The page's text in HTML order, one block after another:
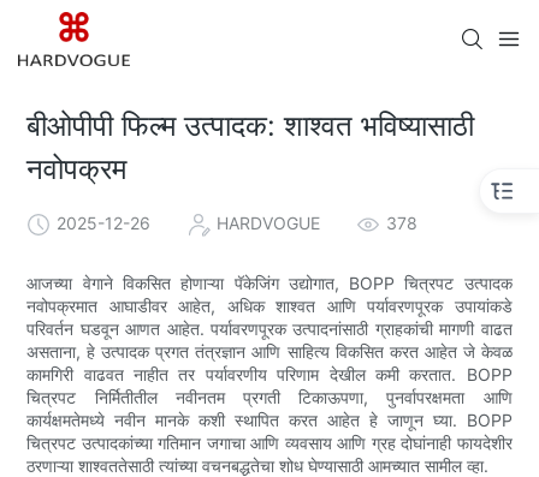
बीओपीपी फिल्म उत्पादक: शाश्वत भविष्यासाठी
नवोपक्रम
2025-12-26 HARDVOGUE 378
आजच्या वेगाने विकसित होणाऱ्या पॅकेजिंग उद्योगात, BOPP चित्रपट उत्पादक
नवोपक्रमात आघाडीवर आहेत, अधिक शाश्वत आणि पर्यावरणपूरक उपायांकडे
परिवर्तन घडवून आणत आहेत. पर्यावरणपूरक उत्पादनांसाठी ग्राहकांची मागणी वाढत
असताना, हे उत्पादक प्रगत तंत्रज्ञान आणि साहित्य विकसित करत आहेत जे केवळ
कामगिरी वाढवत नाहीत तर पर्यावरणीय परिणाम देखील कमी करतात. BOPP
चित्रपट निर्मितीतील नवीनतम प्रगती टिकाऊपणा, पुनर्वापरक्षमता आणि
कार्यक्षमतेमध्ये नवीन मानके कशी स्थापित करत आहेत हे जाणून घ्या. BOPP
चित्रपट उत्पादकांच्या गतिमान जगाचा आणि व्यवसाय आणि ग्रह दोघांनाही फायदेशीर
ठरणाऱ्या शाश्वततेसाठी त्यांच्या वचनबद्धतेचा शोध घेण्यासाठी आमच्यात सामील व्हा.